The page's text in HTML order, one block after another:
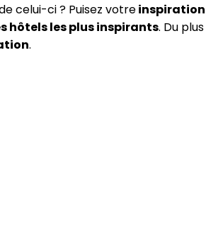
celui-ci ? Puisez votreinspiration
hôtels les plus inspirants. Du plus
.